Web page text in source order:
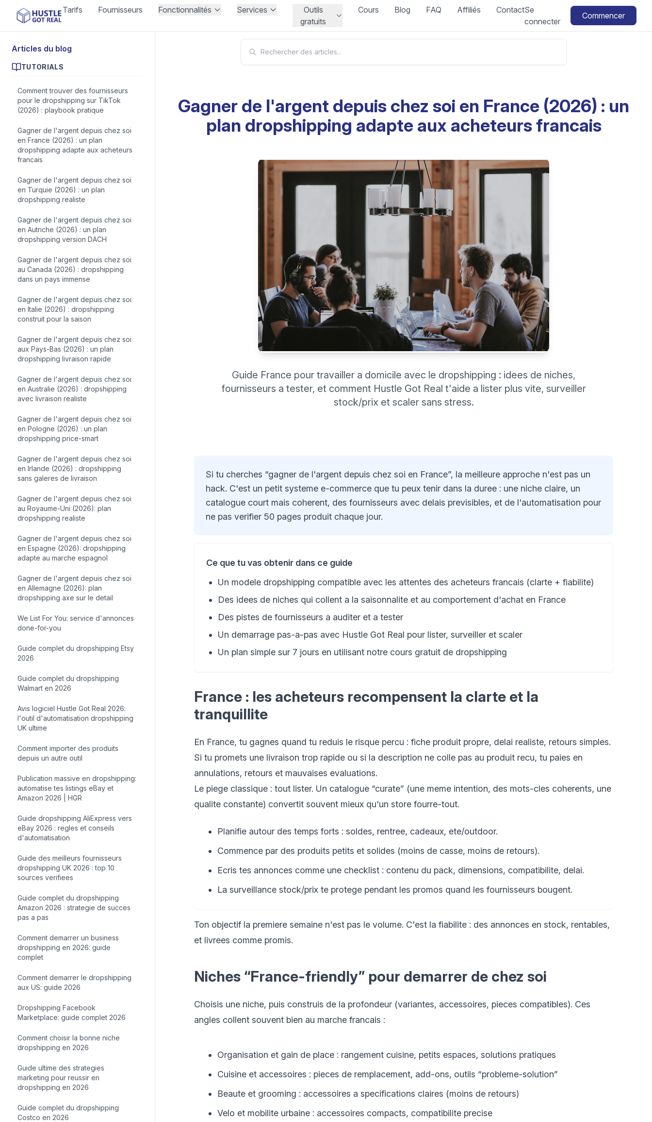
Tarifs Fournisseurs Fonctionnalités Services
Outils
gratuits
Cours Blog FAQ Affiliés ContactSe
connecter
Commencer
Articles du blog
TUTORIALS
Comment trouver des fournisseurs
pour le dropshipping sur TikTok
(2026) : playbook pratique
Gagner de l'argent depuis chez soi
en France (2026) : un plan
dropshipping adapte aux acheteurs
francais
Gagner de l'argent depuis chez soi
en Turquie (2026) : un plan
dropshipping realiste
Gagner de l'argent depuis chez soi
en Autriche (2026) : un plan
dropshipping version DACH
Gagner de l'argent depuis chez soi
au Canada (2026) : dropshipping
dans un pays immense
Gagner de l'argent depuis chez soi
en Italie (2026) : dropshipping
construit pour la saison
Gagner de l'argent depuis chez soi
aux Pays-Bas (2026) : un plan
dropshipping livraison rapide
Gagner de l'argent depuis chez soi
en Australie (2026) : dropshipping
avec livraison realiste
Gagner de l'argent depuis chez soi
en Pologne (2026) : un plan
dropshipping price-smart
Gagner de l'argent depuis chez soi
en Irlande (2026) : dropshipping
sans galeres de livraison
Gagner de l'argent depuis chez soi
au Royaume-Uni (2026): plan
dropshipping realiste
Gagner de l'argent depuis chez soi
en Espagne (2026): dropshipping
adapte au marche espagnol
Gagner de l'argent depuis chez soi
en Allemagne (2026): plan
dropshipping axe sur le detail
We List For You: service d'annonces
done-for-you
Guide complet du dropshipping Etsy
2026
Guide complet du dropshipping
Walmart en 2026
Avis logiciel Hustle Got Real 2026:
l'outil d'automatisation dropshipping
UK ultime
Comment importer des produits
depuis un autre outil
Publication massive en dropshipping:
automatise tes listings eBay et
Amazon 2026 | HGR
Guide dropshipping AliExpress vers
eBay 2026 : regles et conseils
d'automatisation
Guide des meilleurs fournisseurs
dropshipping UK 2026 : top 10
sources verifiees
Guide complet du dropshipping
Amazon 2026 : strategie de succes
pas a pas
Comment demarrer un business
dropshipping en 2026: guide
complet
Comment demarrer le dropshipping
aux US: guide 2026
Dropshipping Facebook
Marketplace: guide complet 2026
Comment choisir la bonne niche
dropshipping en 2026
Guide ultime des strategies
marketing pour reussir en
dropshipping en 2026
Guide complet du dropshipping
Costco en 2026
Gagner de l'argent depuis chez soi en France (2026) : un
plan dropshipping adapte aux acheteurs francais
Guide France pour travailler a domicile avec le dropshipping : idees de niches,
fournisseurs a tester, et comment Hustle Got Real t'aide a lister plus vite, surveiller
stock/prix et scaler sans stress.
Si tu cherches “gagner de l'argent depuis chez soi en France”, la meilleure approche n'est pas un
hack. C'est un petit systeme e-commerce que tu peux tenir dans la duree : une niche claire, un
catalogue court mais coherent, des fournisseurs avec delais previsibles, et de l'automatisation pour
ne pas verifier 50 pages produit chaque jour.
Ce que tu vas obtenir dans ce guide
Un modele dropshipping compatible avec les attentes des acheteurs francais (clarte + fiabilite)
Des idees de niches qui collent a la saisonnalite et au comportement d'achat en France
Des pistes de fournisseurs a auditer et a tester
Un demarrage pas-a-pas avec Hustle Got Real pour lister, surveiller et scaler
Un plan simple sur 7 jours en utilisant notre cours gratuit de dropshipping
France : les acheteurs recompensent la clarte et la
tranquillite
En France, tu gagnes quand tu reduis le risque percu : fiche produit propre, delai realiste, retours simples.
Si tu promets une livraison trop rapide ou si la description ne colle pas au produit recu, tu paies en
annulations, retours et mauvaises evaluations.
Le piege classique : tout lister. Un catalogue “curate” (une meme intention, des mots-cles coherents, une
qualite constante) convertit souvent mieux qu'un store fourre-tout.
Planifie autour des temps forts : soldes, rentree, cadeaux, ete/outdoor.
Commence par des produits petits et solides (moins de casse, moins de retours).
Ecris tes annonces comme une checklist : contenu du pack, dimensions, compatibilite, delai.
La surveillance stock/prix te protege pendant les promos quand les fournisseurs bougent.
Ton objectif la premiere semaine n'est pas le volume. C'est la fiabilite : des annonces en stock, rentables,
et livrees comme promis.
Niches “France-friendly” pour demarrer de chez soi
Choisis une niche, puis construis de la profondeur (variantes, accessoires, pieces compatibles). Ces
angles collent souvent bien au marche francais :
Organisation et gain de place : rangement cuisine, petits espaces, solutions pratiques
Cuisine et accessoires : pieces de remplacement, add-ons, outils “probleme-solution”
Beaute et grooming : accessoires a specifications claires (moins de retours)
Velo et mobilite urbaine : accessoires compacts, compatibilite precise